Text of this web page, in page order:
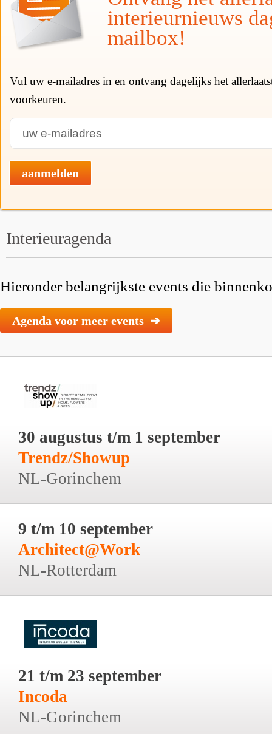
interieurnieuws
mailbox!
Vul uw e-mailadres in en ontvang dagelijks het
voorkeuren.
aanmelden
Interieuragenda
Hieronder belangrijkste events die
Agenda voor meer events ➔
30 augustus t/m 1 september
Trendz/Showup
NL-Gorinchem
9 t/m 10 september
Architect@Work
NL-Rotterdam
21 t/m 23 september
Incoda
NL-Gorinchem